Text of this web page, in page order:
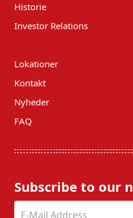
Historie
Investor Relations
Lokationer
Kontakt
Nyheder
FAQ
Subscribe to our